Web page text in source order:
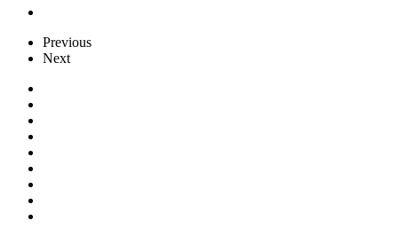
Previous
Next